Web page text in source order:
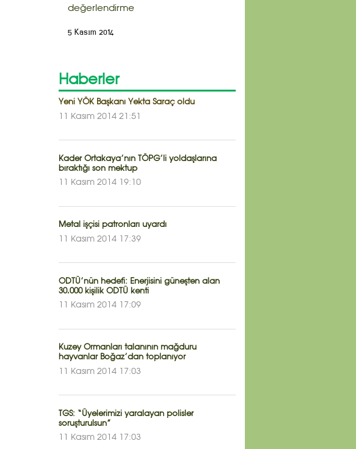
değerlendirme
5 Kasım 2014
Haberler
Yeni YÖK Başkanı Yekta Saraç oldu
11 Kasım 2014 21:51
Kader Ortakaya’nın TÖPG’li yoldaşlarına
bıraktığı son mektup
11 Kasım 2014 19:10
Metal işçisi patronları uyardı
11 Kasım 2014 17:39
ODTÜ’nün hedefi: Enerjisini güneşten alan
30.000 kişilik ODTÜ kenti
11 Kasım 2014 17:09
Kuzey Ormanları talanının mağduru
hayvanlar Boğaz’dan toplanıyor
11 Kasım 2014 17:03
TGS: “Üyelerimizi yaralayan polisler
soruşturulsun”
11 Kasım 2014 17:03